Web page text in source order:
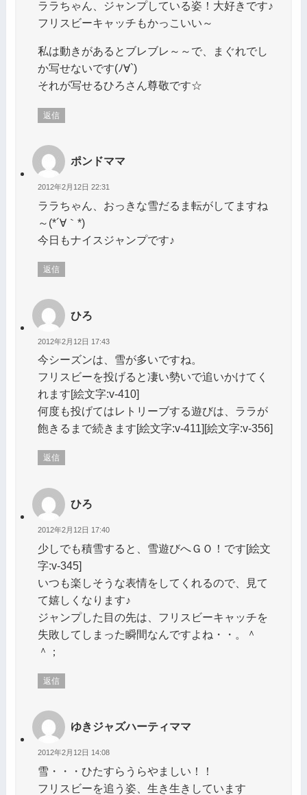
ララちゃん、ジャンプしている姿！大好きです♪
フリスビーキャッチもかっこいい～
私は動きがあるとブレブレ～～で、まぐれでし
か写せないです(ﾉ∀`)
それが写せるひろさん尊敬です☆
返信
ポンドママ
2012年2月12日 22:31
ララちゃん、おっきな雪だるま転がしてますね
～(*´∀｀*)
今日もナイスジャンプです♪
返信
ひろ
2012年2月12日 17:43
今シーズンは、雪が多いですね。
フリスビーを投げると凄い勢いで追いかけてく
れます[絵文字:v-410]
何度も投げてはレトリーブする遊びは、ララが
飽きるまで続きます[絵文字:v-411][絵文字:v-356]
返信
ひろ
2012年2月12日 17:40
少しでも積雪すると、雪遊びへＧＯ！です[絵文
字:v-345]
いつも楽しそうな表情をしてくれるので、見て
て嬉しくなります♪
ジャンプした目の先は、フリスビーキャッチを
失敗してしまった瞬間なんですよね・・。＾
＾；
返信
ゆきジャズハーティママ
2012年2月12日 14:08
雪・・・ひたすらうらやましい！！
フリスビーを追う姿、生き生きしています